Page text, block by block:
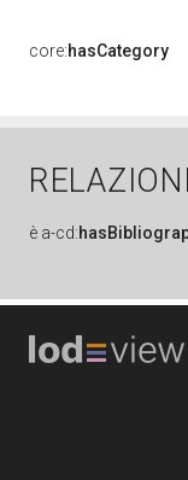
core:hasCategory
è a-cd: